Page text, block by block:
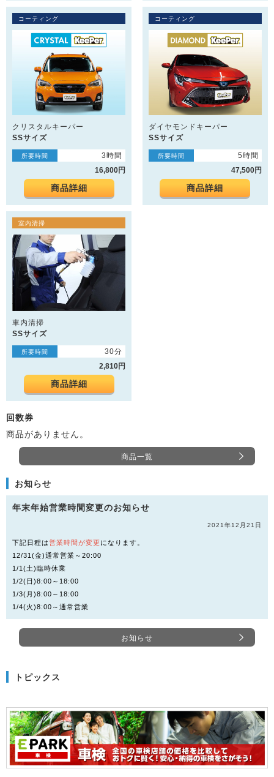
コーティング
クリスタルキーパー
SSサイズ
所要時間
3時間
16,800円
商品詳細
コーティング
ダイヤモンドキーパー
SSサイズ
所要時間
5時間
47,500円
商品詳細
室内清掃
車内清掃
SSサイズ
所要時間
30分
2,810円
商品詳細
回数券
商品がありません。
商品一覧
お知らせ
年末年始営業時間変更のお知らせ
2021年12月21日
下記日程は営業時間が変更 になります。
12/31(金)通常営業～20:00
1/1(土)臨時休業
1/2(日)8:00～18:00
1/3(月)8:00～18:00
1/4(火)8:00～通常営業
お知らせ
トピックス